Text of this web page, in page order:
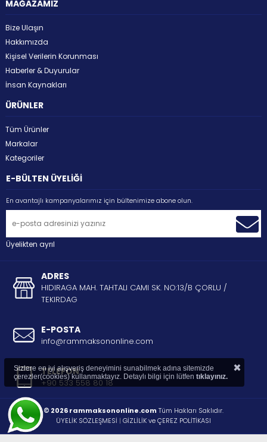
MAĞAZAMIZ
Bize Ulaşın
Hakkımızda
Kişisel Verilerin Korunması
Haberler & Duyurular
İnsan Kaynakları
ÜRÜNLER
Tüm Ürünler
Markalar
Kategoriler
E-BÜLTEN ÜYELİĞİ
En avantajlı kampanyalarımız için bültenimize abone olun.
Üyelikten ayrıl
ADRES
HIDIRAGA MAH. TAHTALI CAMI SK. NO:13/B ÇORLU /
TEKIRDAG
E-POSTA
info@rammaksononline.com
TELEFON
+90 533 558 80 18
© 2026 rammaksononline.com Tüm Hakları Saklıdır.
ÜYELİK SÖZLEŞMESİ | GİZLİLİK ve ÇEREZ POLİTİKASI
Sizlere en iyi alışveriş deneyimini sunabilmek adına sitemizde
çerezler(cookies) kullanmaktayız. Detaylı bilgi için lütfen tıklayınız. ×